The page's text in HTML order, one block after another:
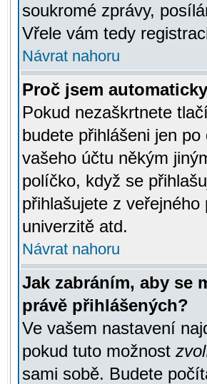
soukromé zprávy,
Vřele vám tedy
Návrat nahoru
Proč jsem
Pokud nezaškrtnete
budete přihlášeni jen
vašeho účtu někým
políčko, když se
přihlašujete z
univerzitě atd.
Návrat nahoru
Jak zabráním, aby se
právě přihlášených?
Ve vašem nastavení
pokud tuto možnost
sami sobě. Budete